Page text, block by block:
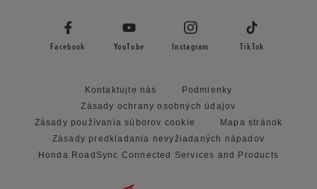
Facebook YouTube Instagram TikTok
Kontaktujte nás
Podmienky
Zásady ochrany osobných údajov
Zásady používania súborov cookie
Mapa stránok
Zásady predkladania nevyžiadaných nápadov
Honda RoadSync Connected Services and Products